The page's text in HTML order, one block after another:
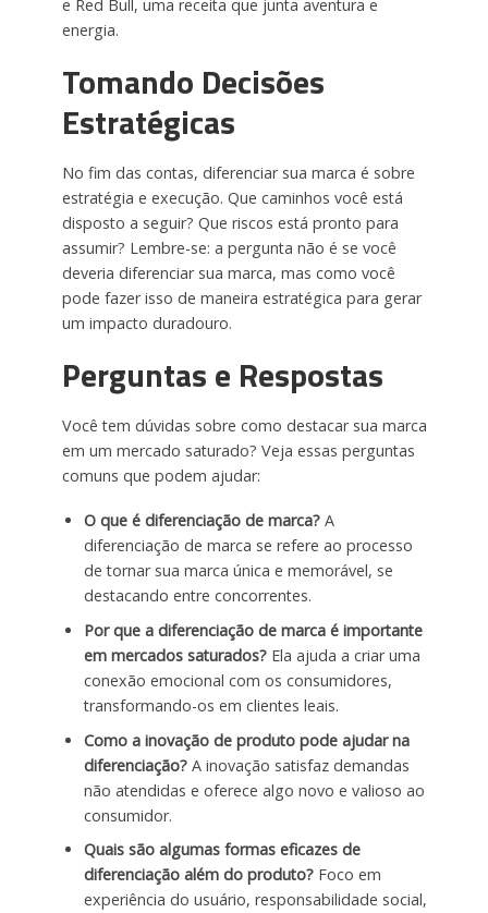
e Red Bull, uma receita que junta aventura e
energia.
Tomando Decisões
Estratégicas
No fim das contas, diferenciar sua marca é sobre
estratégia e execução. Que caminhos você está
disposto a seguir? Que riscos está pronto para
assumir? Lembre-se: a pergunta não é se você
deveria diferenciar sua marca, mas como você
pode fazer isso de maneira estratégica para gerar
um impacto duradouro.
Perguntas e Respostas
Você tem dúvidas sobre como destacar sua marca
em um mercado saturado? Veja essas perguntas
comuns que podem ajudar:
O que é diferenciação de marca?A
diferenciação de marca se refere ao processo
de tornar sua marca única e memorável, se
destacando entre concorrentes.
Por que a diferenciação de marca é importante
em mercados saturados?Ela ajuda a criar uma
conexão emocional com os consumidores,
transformando-os em clientes leais.
Como a inovação de produto pode ajudar na
diferenciação?A inovação satisfaz demandas
não atendidas e oferece algo novo e valioso ao
consumidor.
Quais são algumas formas eficazes de
diferenciação além do produto?Foco em
experiência do usuário, responsabilidade social,